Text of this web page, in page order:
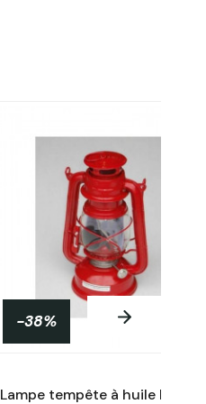
-38%
Lampe tempête à huile Rouge